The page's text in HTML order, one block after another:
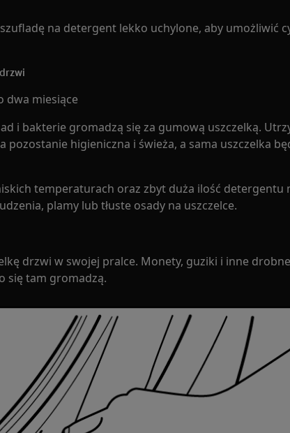
na detergent lekko uchylone, aby umożliwić
dwa miesiące
i bakterie gromadzą się za gumową uszczelką.
pozostanie higieniczna i świeża, a sama uszczelka
temperaturach oraz zbyt duża ilość detergentu
plamy lub tłuste osady na uszczelce.
drzwi w swojej pralce. Monety, guziki i inne drobne
się tam gromadzą.